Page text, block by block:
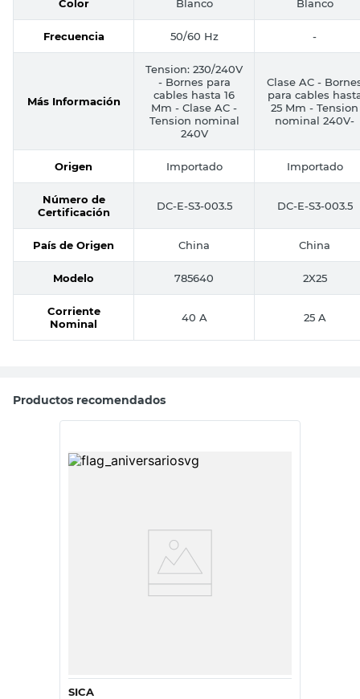
Color Blanco Blanco
Frecuencia 50/60 Hz -
Más Información
Tension: 230/240V
- Bornes para
cables hasta 16
Mm - Clase AC -
Tension nominal
240V
Clase AC -
para cables
25 Mm - Tension
nominal 240V-
Origen Importado Importado
Número de
Certificación
DC-E-S3-003.5 DC-E-S3-003.5
País de Origen China China
Modelo 785640 2X25
Corriente
Nominal
40 A 25 A
Productos recomendados
SICA